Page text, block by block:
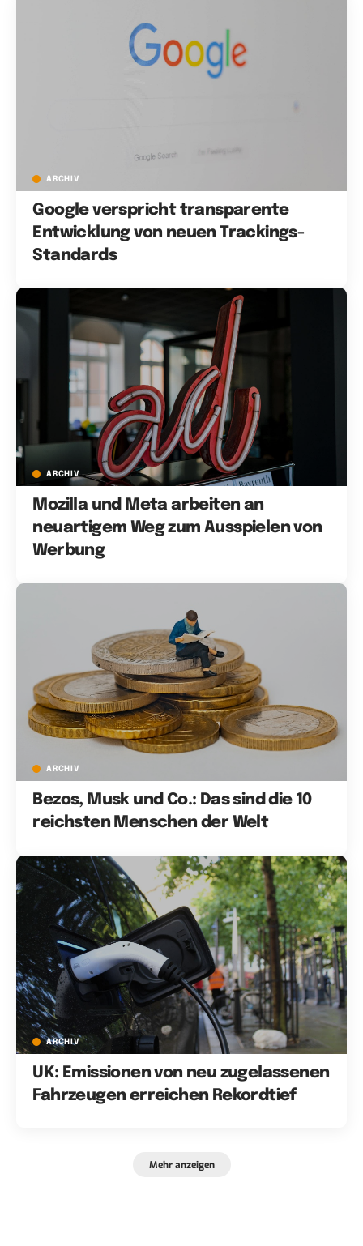
ARCHIV
Google verspricht transparente
Entwicklung von neuen Trackings-
Standards
ARCHIV
Mozilla und Meta arbeiten an
neuartigem Weg zum Ausspielen von
Werbung
ARCHIV
Bezos, Musk und Co.: Das sind die 10
reichsten Menschen der Welt
ARCHIV
UK: Emissionen von neu zugelassenen
Fahrzeugen erreichen Rekordtief
Mehr anzeigen